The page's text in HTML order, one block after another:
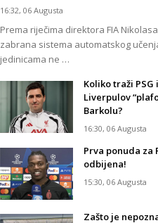
16:32, 06 Augusta
Prema riječima direktora FIA
zabrana sistema automatskog
jedinicama ne …
Koliko traži PSG
Liverpulov
Barkolu?
16:30, 06 Augusta
Prva ponuda za
odbijena!
15:30, 06 Augusta
Zašto je